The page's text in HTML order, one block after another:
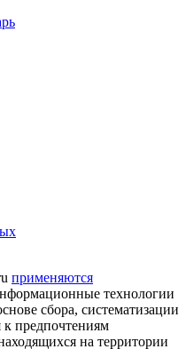
применяются
технологии
сбора, систематизации
к предпочтениям
на территории